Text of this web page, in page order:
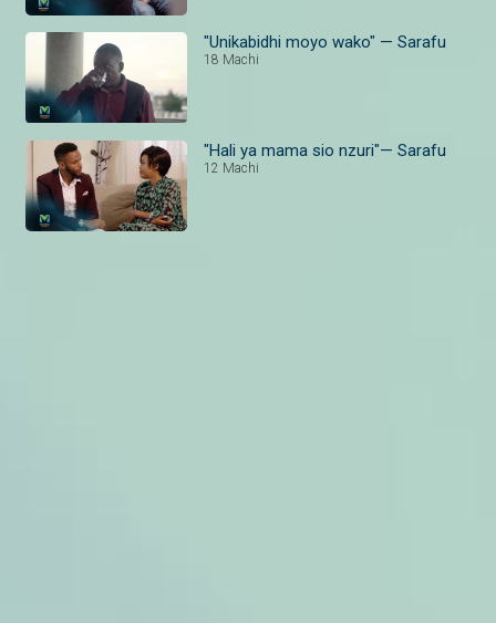
"Unikabidhi moyo wako" — Sarafu
18 Machi
"Hali ya mama sio nzuri"— Sarafu
12 Machi